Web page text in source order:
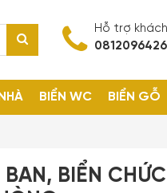
Hỗ trợ
0812096426
BIỂN WC BIỂN GỖ
BIỂN CHỨC